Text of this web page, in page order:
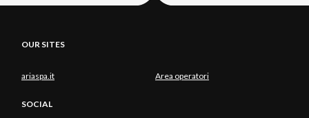
OUR SITES
ariaspa.it Area operatori
SOCIAL